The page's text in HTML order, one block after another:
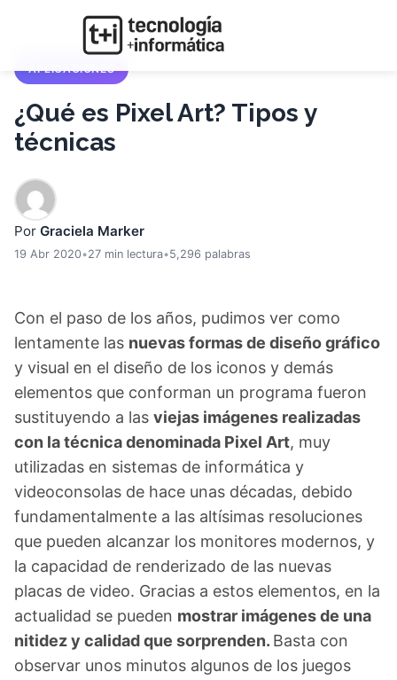
APLICACIONES
¿Qué es Pixel Art? Tipos y
técnicas
Por Graciela Marker
19 Abr 2020•27 min lectura•5,296 palabras
Con el paso de los años, pudimos ver como
lentamente las nuevas formas de diseño gráfico
y visual en el diseño de los iconos y demás
elementos que conforman un programa fueron
sustituyendo a las viejas imágenes realizadas
con la técnica denominada Pixel Art, muy
utilizadas en sistemas de informática y
videoconsolas de hace unas décadas, debido
fundamentalmente a las altísimas resoluciones
que pueden alcanzar los monitores modernos, y
la capacidad de renderizado de las nuevas
placas de video. Gracias a estos elementos, en la
actualidad se pueden mostrar imágenes de una
nitidez y calidad que sorprenden. Basta con
observar unos minutos algunos de los juegos